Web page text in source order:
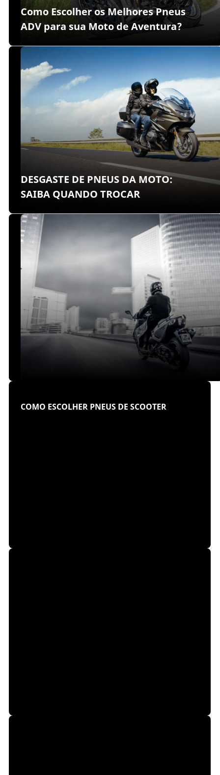
Como Escolher os Melhores Pneus
ADV para sua Moto de Aventura?
DESGASTE DE PNEUS DA MOTO:
SAIBA QUANDO TROCAR
COMO ESCOLHER PNEUS DE SCOOTER